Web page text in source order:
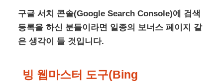
구글 서치 콘솔(Google Search Console)에 검색
등록을 하신 분들이라면 일종의 보너스 페이지 같
은 생각이 들 것입니다.
빙 웹마스터 도구(Bing